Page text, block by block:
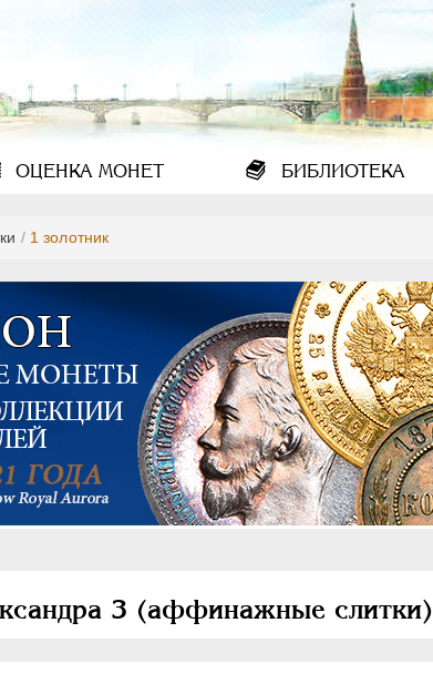
ОЦЕНКАМОНЕТ БИБЛИОТЕКА
/ 1 золотник
3 (аффинажные слитки)